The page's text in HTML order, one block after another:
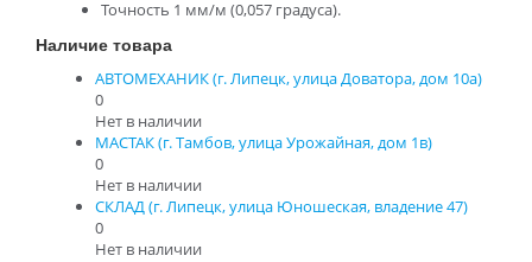
Точность 1 мм/м (0,057 градуса).
Наличие товара
АВТОМЕХАНИК (г. Липецк, улица Доватора, дом 10а)
0
Нет в наличии
МАСТАК (г. Тамбов, улица Урожайная, дом 1в)
0
Нет в наличии
СКЛАД (г. Липецк, улица Юношеская, владение 47)
0
Нет в наличии